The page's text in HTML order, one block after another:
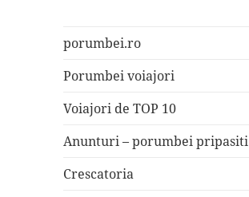
porumbei.ro
Porumbei voiajori
Voiajori de TOP 10
Anunturi – porumbei pripasiti
Crescatoria